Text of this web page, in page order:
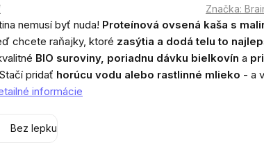
Značka:
nemusí byť nuda! Proteínová ovsená kaša s
chcete raňajky, ktoré zasýtia a dodá telu to
BIO suroviny, poriadnu dávku bielkovín a
pridať horúcu vodu alebo rastlinné mlieko - a
informácie
Bez lepku